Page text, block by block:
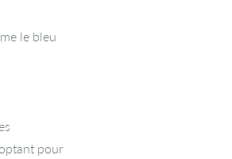
le bleu
pour